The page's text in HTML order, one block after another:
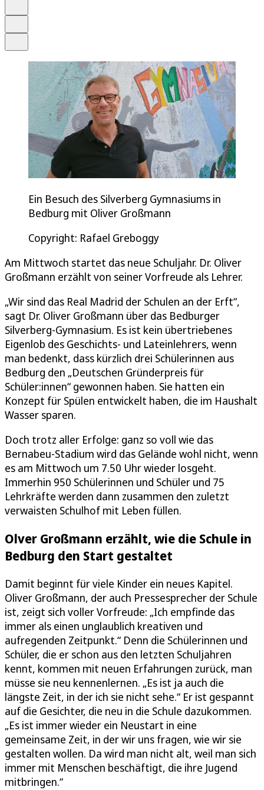
Ein Besuch des Silverberg Gymnasiums in
Bedburg mit Oliver Großmann
Copyright: Rafael Greboggy
Am Mittwoch startet das neue Schuljahr. Dr. Oliver
Großmann erzählt von seiner Vorfreude als Lehrer.
„Wir sind das Real Madrid der Schulen an der Erft“,
sagt Dr. Oliver Großmann über das Bedburger
Silverberg-Gymnasium. Es ist kein übertriebenes
Eigenlob des Geschichts- und Lateinlehrers, wenn
man bedenkt, dass kürzlich drei Schülerinnen aus
Bedburg den „Deutschen Gründerpreis für
Schüler:innen“ gewonnen haben. Sie hatten ein
Konzept für Spülen entwickelt haben, die im Haushalt
Wasser sparen.
Doch trotz aller Erfolge: ganz so voll wie das
Bernabeu-Stadium wird das Gelände wohl nicht, wenn
es am Mittwoch um 7.50 Uhr wieder losgeht.
Immerhin 950 Schülerinnen und Schüler und 75
Lehrkräfte werden dann zusammen den zuletzt
verwaisten Schulhof mit Leben füllen.
Olver Großmann erzählt, wie die Schule in
Bedburg den Start gestaltet
Damit beginnt für viele Kinder ein neues Kapitel.
Oliver Großmann, der auch Pressesprecher der Schule
ist, zeigt sich voller Vorfreude: „Ich empfinde das
immer als einen unglaublich kreativen und
aufregenden Zeitpunkt.“ Denn die Schülerinnen und
Schüler, die er schon aus den letzten Schuljahren
kennt, kommen mit neuen Erfahrungen zurück, man
müsse sie neu kennenlernen. „Es ist ja auch die
längste Zeit, in der ich sie nicht sehe.“ Er ist gespannt
auf die Gesichter, die neu in die Schule dazukommen.
„Es ist immer wieder ein Neustart in eine
gemeinsame Zeit, in der wir uns fragen, wie wir sie
gestalten wollen. Da wird man nicht alt, weil man sich
immer mit Menschen beschäftigt, die ihre Jugend
mitbringen.“